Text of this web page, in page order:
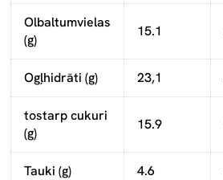
Olbaltumvielas
(g)
15.1
Ogļhidrāti (g) 23,1
tostarp cukuri
(g)
15.9
Tauki (g) 4.6